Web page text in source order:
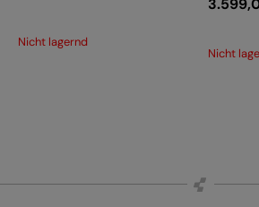
Nicht lagernd
Nicht